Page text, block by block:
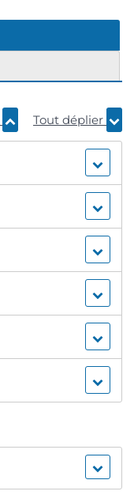
Tout déplier